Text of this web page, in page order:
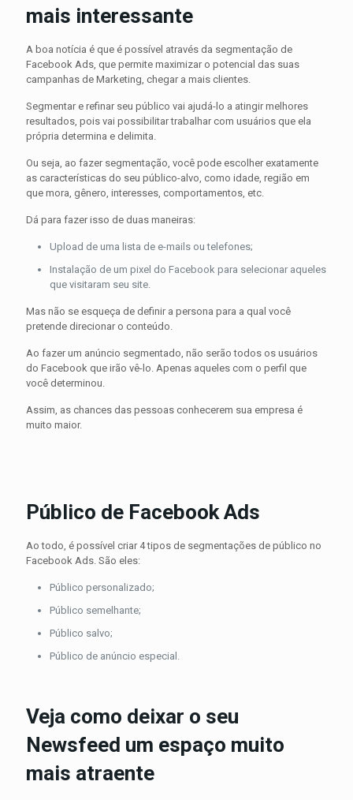
mais interessante
A boa notícia é que é possível através da segmentação de
Facebook Ads, que permite maximizar o potencial das suas
campanhas de Marketing, chegar a mais clientes.
Segmentar e refinar seu público vai ajudá-lo a atingir melhores
resultados, pois vai possibilitar trabalhar com usuários que ela
própria determina e delimita.
Ou seja, ao fazer segmentação, você pode escolher exatamente
as características do seu público-alvo, como idade, região em
que mora, gênero, interesses, comportamentos, etc.
Dá para fazer isso de duas maneiras:
Upload de uma lista de e-mails ou telefones;
Instalação de um pixel do Facebook para selecionar aqueles
que visitaram seu site.
Mas não se esqueça de definir a persona para a qual você
pretende direcionar o conteúdo.
Ao fazer um anúncio segmentado, não serão todos os usuários
do Facebook que irão vê-lo. Apenas aqueles com o perfil que
você determinou.
Assim, as chances das pessoas conhecerem sua empresa é
muito maior.
Público de Facebook Ads
Ao todo, é possível criar 4 tipos de segmentações de público no
Facebook Ads. São eles:
Público personalizado;
Público semelhante;
Público salvo;
Público de anúncio especial.
Veja como deixar o seu
Newsfeed um espaço muito
mais atraente